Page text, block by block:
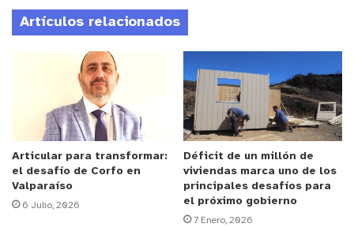
solo que, en ese momento
piensa desde una ilusión. Sin embargo lo que no
sabemos, es que años más tarde desde esa ilusión
podría llegar a crecer un sueño de vida.
La mayoría de las veces al entrar a estudiar una
carrera universitaria tenemos presente qué eso es
lo que nos gustaría ser por el resto de nuestras
vidas. La profesión siendo científica o humanista,
tiene ética, la cual debiera siempre estar presente
en nuestra vida cotidiana, pero más aún en el
Artículos relacionados
Articular para transformar:
el desafío de Corfo en
Valparaíso
6 Julio, 2026
Déficit de un millón de
viviendas marca uno de los
principales desafíos para
el próximo gobierno
7 Enero, 2026